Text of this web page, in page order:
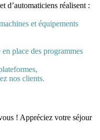
d’automaticiens réalisent :
et équipements
place des programmes
nos clients.
! Appréciez votre séjour